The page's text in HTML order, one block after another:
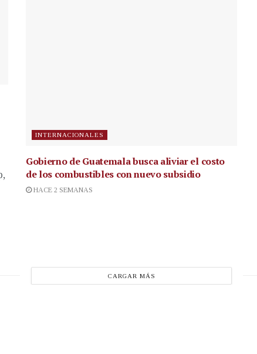
INTERNACIONALES
Gobierno de Guatemala busca aliviar el costo
de los combustibles con nuevo subsidio
HACE 2 SEMANAS
CARGAR MÁS